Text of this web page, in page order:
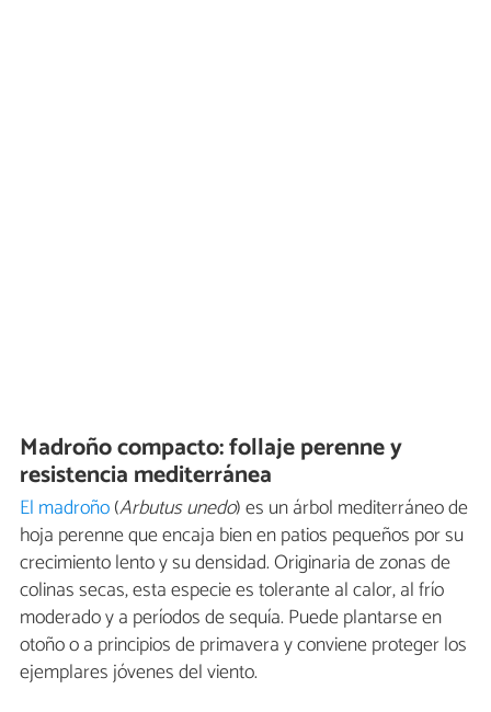
Madroño compacto: follaje perenne y
resistencia mediterránea
El madroño(Arbutus unedo) es un árbol mediterráneo de
hoja perenne que encaja bien en patios pequeños por su
crecimiento lento y su densidad. Originaria de zonas de
colinas secas, esta especie es tolerante al calor, al frío
moderado y a períodos de sequía. Puede plantarse en
otoño o a principios de primavera y conviene proteger los
ejemplares jóvenes del viento.